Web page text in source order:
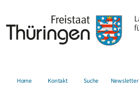
Home Kontakt Suche Newsletter